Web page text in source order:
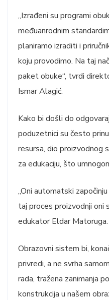
„Izrađeni su programi
međuanrodnim
planiramo izraditi i
koju provodimo. Na taj
paket obuke“, tvrdi
Ismar Alagić.
Kako bi došli do
poduzetnici su često
resursa, dio
za edukaciju, što
„Oni automatski
taj proces proizvodnji oni
edukator Eldar Matoruga.
Obrazovni sistem bi,
privredi, a ne svrha
rada, tražena zanimanja
konstrukcija u našem